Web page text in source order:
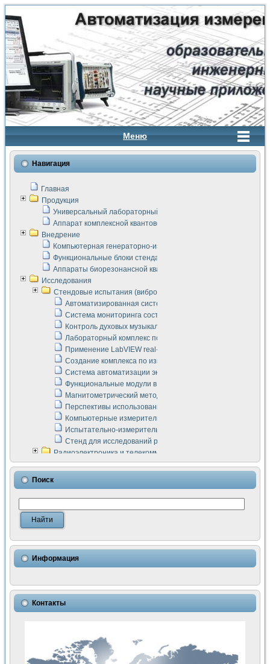
Меню
Навигация
Главная
Продукция
Универсальный лабораторный стенд "Сигнал-USB"
Аппарат комплексной квантовой терапии Интроскан
Внедрение
Компьютерная генераторно-измерительная система
Функциональные блоки стенда "Сигнал-USB"
Аппараты биорезонансной квантовой терапии серии СКАН
Исследования
Стендовые испытания (виброакустика, тензометрия и т.п.)
Автоматизированная система измерения параметров
Система мониторинга состояния тяговых
Контроль духовых музыкальных инструментов
Лабораторный комплекс по исследованию элементной
Применение LabVIEW real-time module для
Создание комплекса по измерению скорости подвижного
Система автоматизации экспериментальных
Функциональные модули в стандарте Nl SCXI для
Магнитометрический метод в дефектоскопии сварных
Перспективы использования машинного зрения в
Компьютерные измерительные системы для
Испытательно-измерительный комплекс аппаратуры для
Стенд для исследований рабочих процессов ДВС в
Радиоэлектроника и телекоммуникации
LabVIEW в расчетах радиолиний систем передачи данных
Аппаратно-программный комплекс для исследования
Виртуальный лабораторный стенд для исследования
Измерение шумовых параметров операционных
Измерительный преобразователь на основе цифровой
Использование NI LabVIEW для математического
Исследовние возможности создания измерителя ВАХ
Математическое моделирование генератора сигналов -
Применение осциллографического модуля с высоким
Симуляция отклика импульсного радиолокационного
Автоматизация формирования уравнений состояния для
Разработка автоматизированного стенда для измерения
Применение среды LabVIEW для построения картины
Портативная система для определения показателей
Поиск
Информация
Контакты